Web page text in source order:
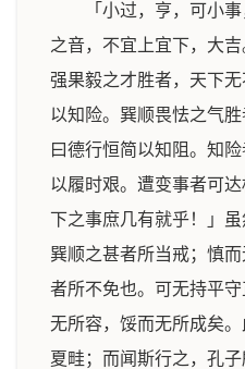
「小过，亨，可小
之音，不宜上宜下，大
强果毅之才胜者，天下
以知险。巽顺畏怯之气
曰德行恒简以知阻。知
以履时艰。遭变事者可
下之事庶几有就乎！」
巽顺之甚者所当戒；慎
者所不免也。可无持平
无所容，馁而无所成矣
夏畦；而闻斯行之，孔